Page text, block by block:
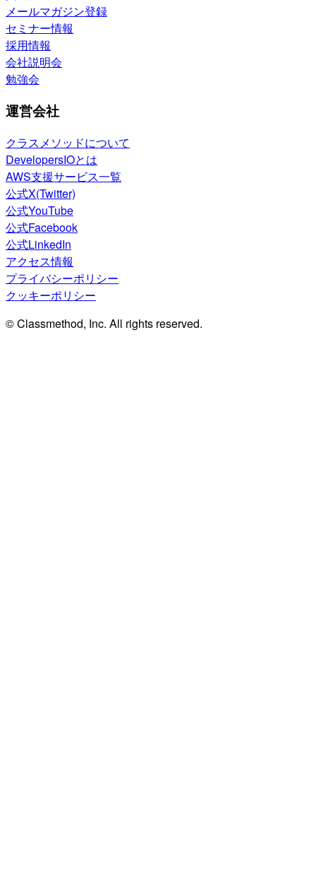
メールマガジン登録
セミナー情報
採用情報
会社説明会
勉強会
運営会社
クラスメソッドについて
DevelopersIOとは
AWS支援サービス一覧
公式X(Twitter)
公式YouTube
公式Facebook
公式LinkedIn
アクセス情報
プライバシーポリシー
クッキーポリシー
© Classmethod, Inc. All rights reserved.